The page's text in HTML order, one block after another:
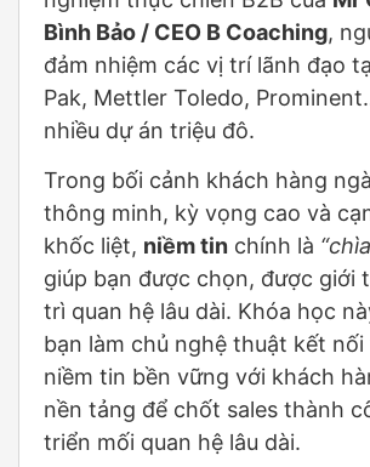
Bình Bảo / CEO B Coaching,
đảm nhiệm các vị trí lãnh đạo
Pak, Mettler Toledo,
nhiều dự án triệu đô.
Trong bối cảnh khách hàng
thông minh, kỳ vọng cao và
khốc liệt, niềm tin chính là
giúp bạn được chọn, được giới
trì quan hệ lâu dài. Khóa học
bạn làm chủ nghệ thuật kết
niềm tin bền vững với khách
nền tảng để chốt sales thành
triển mối quan hệ lâu dài.